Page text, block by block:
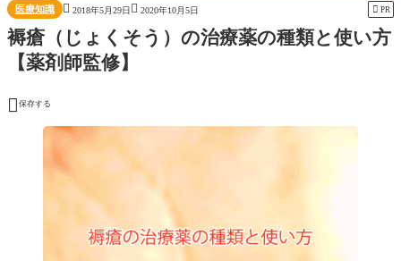
医療知識  2018年5月29日  2020年10月5日  PR
褥瘡（じょくそう）の治療薬の種類と使い方
【薬剤師監修】
 保存する